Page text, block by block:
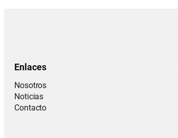
Enlaces
Nosotros
Noticias
Contacto